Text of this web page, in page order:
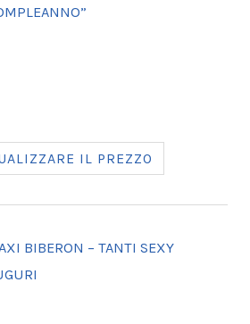
IL PREZZO
BIBERON – TANTI SEXY